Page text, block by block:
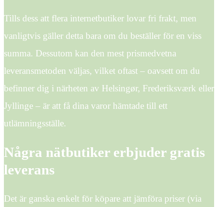
Tills dess att flera internetbutiker lovar fri frakt, men
vanligtvis gäller detta bara om du beställer för en viss
summa. Dessutom kan den mest prismedvetna
leveransmetoden väljas, vilket oftast – oavsett om du
befinner dig i närheten av Helsingør, Frederiksværk eller
Jyllinge – är att få dina varor hämtade till ett
utlämningsställe.
Några nätbutiker erbjuder gratis
leverans
Det är ganska enkelt för köpare att jämföra priser (via